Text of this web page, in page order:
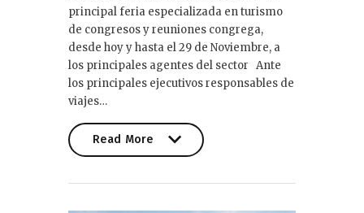
principal feria especializada en turismo
de congresos y reuniones congrega,
desde hoy y hasta el 29 de Noviembre, a
los principales agentes del sector Ante
los principales ejecutivos responsables de
viajes…
Read More